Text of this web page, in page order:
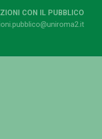
CON IL PUBBLICO